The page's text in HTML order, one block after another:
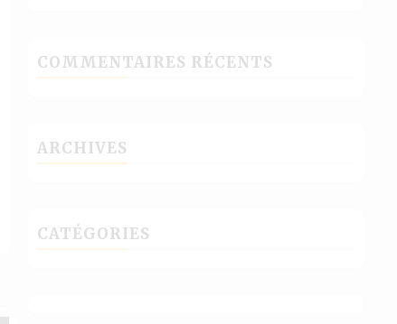
COMMENTAIRES RÉCENTS
ARCHIVES
CATÉGORIES